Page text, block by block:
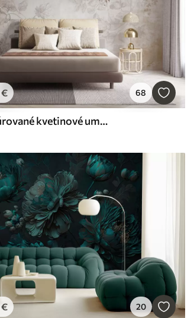
€ 68
Vintage textúrované kvetinové umenie s jemnými ilustráciami záhradných kvetov a listov v kreslenom štýle, v jemných pastelových béžových a sépia odtieňoch
€ 20